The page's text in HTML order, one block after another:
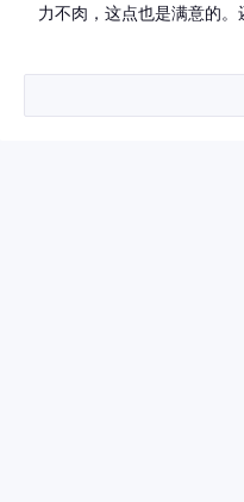
力不肉，这点也是满意的。